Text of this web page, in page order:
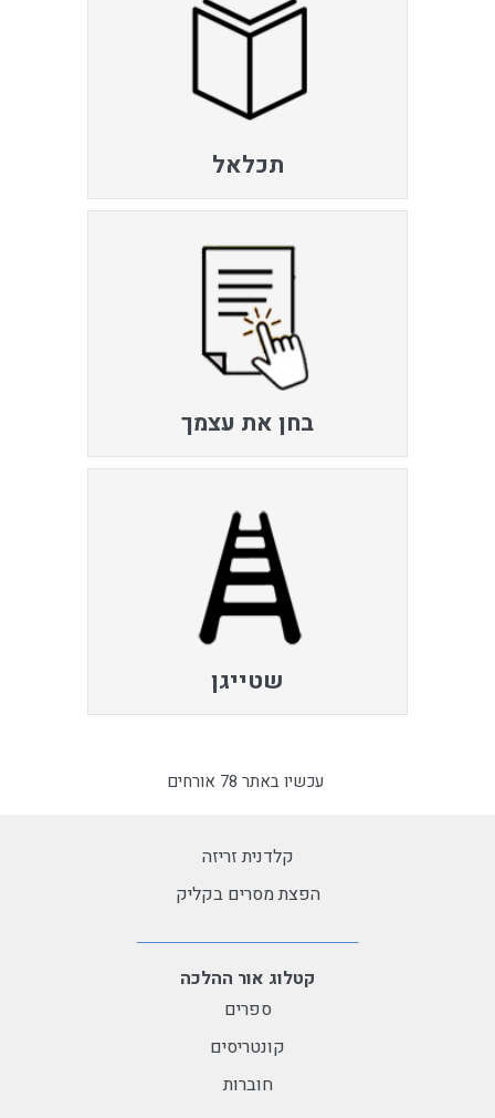
תכלאל
בחן את עצמך
שטייגן
עכשיו באתר 78 אורחים
קלדנית זריזה
הפצת מסרים בקליק
קטלוג אור ההלכה
ספרים
קונטריסים
חוברות